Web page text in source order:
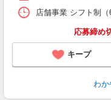
店舗事業 シフト制
応募締め
キープ
わ